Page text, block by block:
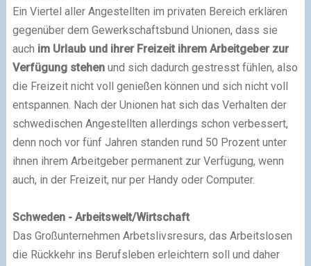
Ein Viertel aller Angestellten im privaten Bereich erklären
gegenüber dem Gewerkschaftsbund Unionen, dass sie
auch im Urlaub und ihrer Freizeit ihrem Arbeitgeber zur
Verfügung stehenund sich dadurch gestresst fühlen, also
die Freizeit nicht voll genießen können und sich nicht voll
entspannen. Nach der Unionen hat sich das Verhalten der
schwedischen Angestellten allerdings schon verbessert,
denn noch vor fünf Jahren standen rund 50 Prozent unter
ihnen ihrem Arbeitgeber permanent zur Verfügung, wenn
auch, in der Freizeit, nur per Handy oder Computer.
Schweden - Arbeitswelt/Wirtschaft
Das Großunternehmen Arbetslivsresurs, das Arbeitslosen
die Rückkehr ins Berufsleben erleichtern soll und daher